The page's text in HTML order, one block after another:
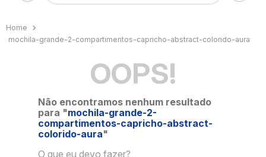
mochila-grande-2-compartimentos-capricho-abstract-colorido-aura
OOPS!
Não encontramos nenhum resultado
para "mochila-grande-2-
compartimentos-capricho-abstract-
colorido-aura"
O que eu devo fazer?